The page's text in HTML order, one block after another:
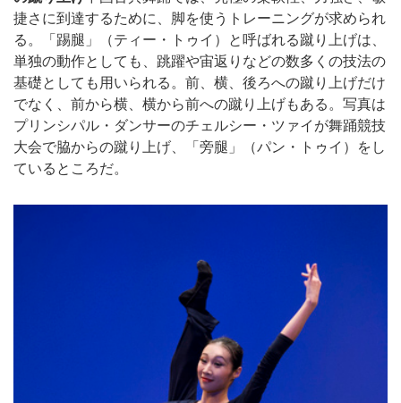
捷さに到達するために、脚を使うトレーニングが求められ
る。「踢腿」（ティー・トゥイ）と呼ばれる蹴り上げは、
単独の動作としても、跳躍や宙返りなどの数多くの技法の
基礎としても用いられる。前、横、後ろへの蹴り上げだけ
でなく、前から横、横から前への蹴り上げもある。 写真は
プリンシパル・ダンサーのチェルシー・ツァイが舞踊競技
大会で脇からの蹴り上げ、「旁腿」（パン・トゥイ）をし
ているところだ。